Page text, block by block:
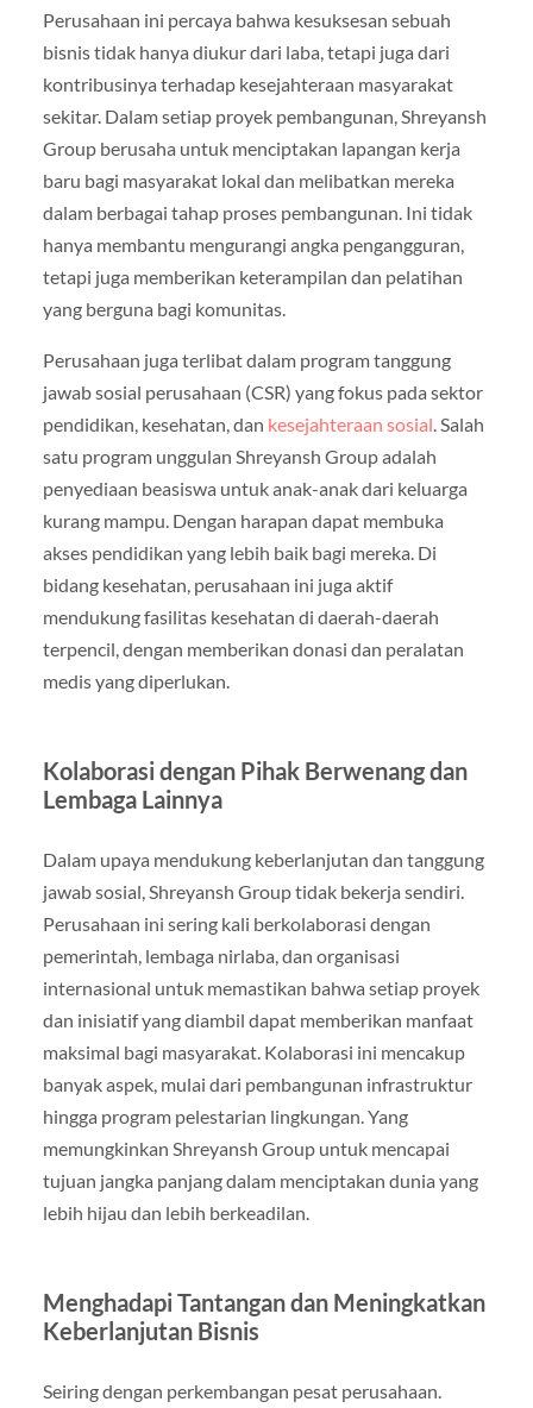
Perusahaan ini percaya bahwa kesuksesan sebuah
bisnis tidak hanya diukur dari laba, tetapi juga dari
kontribusinya terhadap kesejahteraan masyarakat
sekitar. Dalam setiap proyek pembangunan, Shreyansh
Group berusaha untuk menciptakan lapangan kerja
baru bagi masyarakat lokal dan melibatkan mereka
dalam berbagai tahap proses pembangunan. Ini tidak
hanya membantu mengurangi angka pengangguran,
tetapi juga memberikan keterampilan dan pelatihan
yang berguna bagi komunitas.
Perusahaan juga terlibat dalam program tanggung
jawab sosial perusahaan (CSR) yang fokus pada sektor
pendidikan, kesehatan, dan kesejahteraan sosial . Salah
satu program unggulan Shreyansh Group adalah
penyediaan beasiswa untuk anak-anak dari keluarga
kurang mampu. Dengan harapan dapat membuka
akses pendidikan yang lebih baik bagi mereka. Di
bidang kesehatan, perusahaan ini juga aktif
mendukung fasilitas kesehatan di daerah-daerah
terpencil, dengan memberikan donasi dan peralatan
medis yang diperlukan.
Kolaborasi dengan Pihak Berwenang dan
Lembaga Lainnya
Dalam upaya mendukung keberlanjutan dan tanggung
jawab sosial, Shreyansh Group tidak bekerja sendiri.
Perusahaan ini sering kali berkolaborasi dengan
pemerintah, lembaga nirlaba, dan organisasi
internasional untuk memastikan bahwa setiap proyek
dan inisiatif yang diambil dapat memberikan manfaat
maksimal bagi masyarakat. Kolaborasi ini mencakup
banyak aspek, mulai dari pembangunan infrastruktur
hingga program pelestarian lingkungan. Yang
memungkinkan Shreyansh Group untuk mencapai
tujuan jangka panjang dalam menciptakan dunia yang
lebih hijau dan lebih berkeadilan.
Menghadapi Tantangan dan Meningkatkan
Keberlanjutan Bisnis
Seiring dengan perkembangan pesat perusahaan.